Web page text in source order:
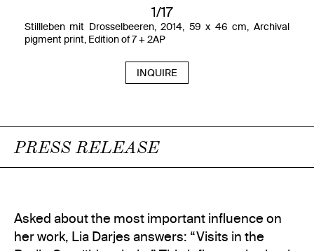
Stillleben mit Drosselbeeren, 2014, 59 x 46 cm, Archival
pigment print, Edition of 7 + 2AP
1/17
INQUIRE
PRESS RELEASE
Asked about the most important influence on
her work, Lia Darjes answers: “Visits in the